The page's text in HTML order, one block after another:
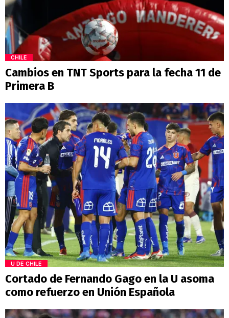
CHILE
Cambios en TNT Sports para la fecha 11 de
Primera B
U DE CHILE
Cortado de Fernando Gago en la U asoma
como refuerzo en Unión Española